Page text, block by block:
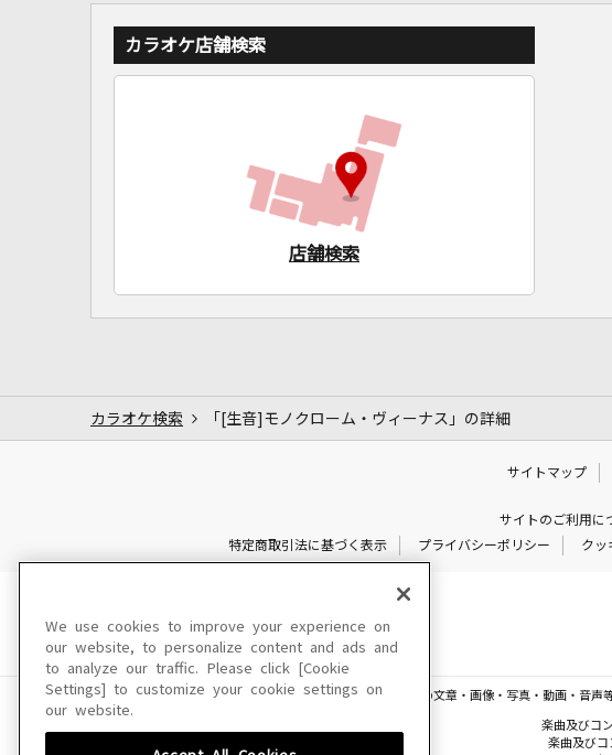
カラオケ店舗検索
店舗検索
カラオケ検索 「[生音]モノクローム・ヴィーナス」の詳細
サイトマップ
サイトのご利用に
特定商取引法に基づく表示
プライバシーポリシー クッ
このサイトに掲載されている一切の文章・画像・写真・動画・音
楽曲及びコ
楽曲及びコ
We use cookies to improve your experience on
our website, to personalize content and ads and
to analyze our traffic. Please click [Cookie
Settings] to customize your cookie settings on
our website.